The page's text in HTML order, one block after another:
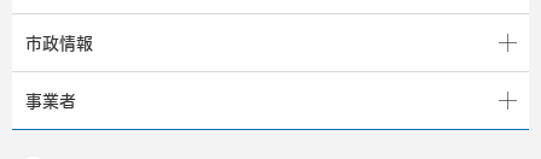
市政情報
事業者